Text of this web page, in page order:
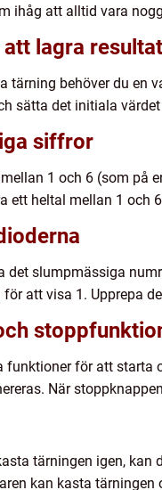
ihåg att alltid vara
lagra
tärning behöver du
sätta det initiala
siffror
1 och 6 (som på
ett heltal mellan 1 och
slumpmässiga
för att visa 1. Upprepa
för att starta
När
tärningen igen,
kan kasta